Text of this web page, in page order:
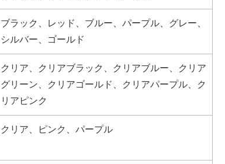
ブラック、レッド、ブルー、パープル、グレー、
シルバー、ゴールド
クリア、クリアブラック、クリアブルー、クリア
グリーン、クリアゴールド、クリアパープル、ク
リアピンク
クリア、ピンク、パープル